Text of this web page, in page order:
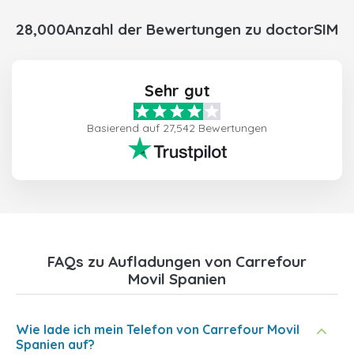
28,000Anzahl der Bewertungen zu doctorSIM
Sehr gut
Basierend auf 27,542 Bewertungen
FAQs zu Aufladungen von Carrefour
Movil Spanien
Wie lade ich mein Telefon von Carrefour Movil
Spanien auf?